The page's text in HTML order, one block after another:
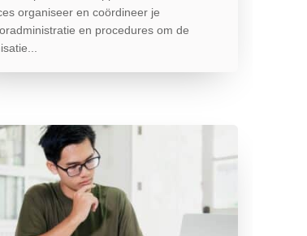
organiseer en coördineer je
en procedures om de